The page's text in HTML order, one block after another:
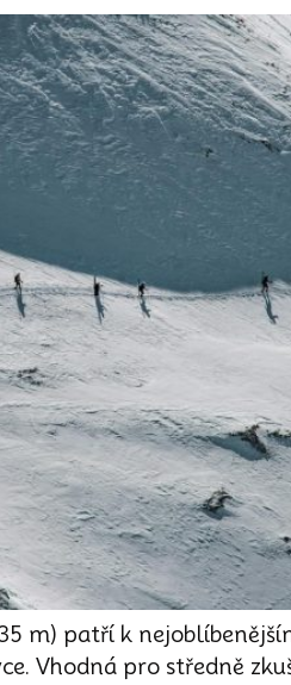
m) patří k
Vhodná pro středně